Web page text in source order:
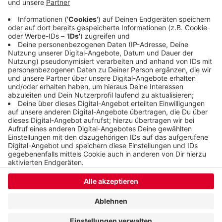
die Oberbürgermeisterinnen und
Oberbürgermeister der drei Städte im Frühjahr
Preise. Alle Infos dazu stehenonline.
Veröffentlicht:Montag, 15.09.2025 14:21
Anzeige
Anzeige